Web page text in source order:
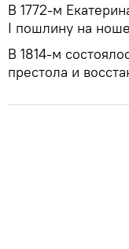
В 1772-м
I пошлину на
В 1814-м
престола и